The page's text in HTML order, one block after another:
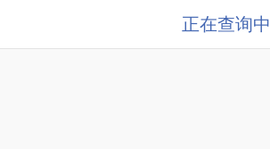
正在查询中